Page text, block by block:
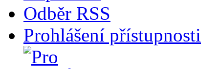
Odběr RSS
Prohlášení přístupnosti